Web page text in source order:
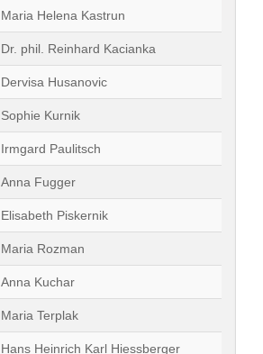
Maria Helena Kastrun
Dr. phil. Reinhard Kacianka
Dervisa Husanovic
Sophie Kurnik
Irmgard Paulitsch
Anna Fugger
Elisabeth Piskernik
Maria Rozman
Anna Kuchar
Maria Terplak
Hans Heinrich Karl Hiessberger